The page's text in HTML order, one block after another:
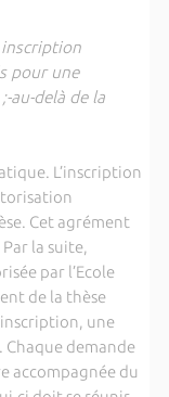
inscription
pour une
au-delà de la
L’inscription
Cet agrément
la suite,
par l’Ecole
de la thèse
inscription, une
demande
accompagnée du